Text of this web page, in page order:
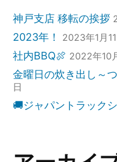
神戸支店 移転の挨拶
2023年！ 2023年1月11
社内BBQ🍖 2022年10
金曜日の炊き出し～
日
🚚ジャパントラック